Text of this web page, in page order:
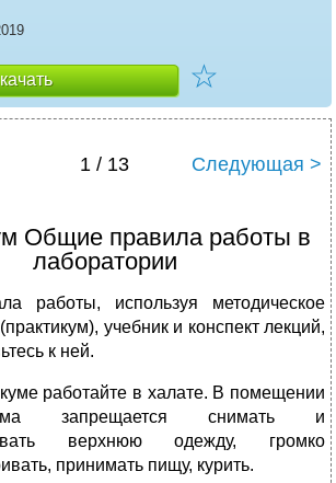
☆
1 / 13 Следующая >
Общие правила работы в
лаборатории
работы, используя методическое
учебник и конспект лекций,
к ней.
работайте в халате. В помещении
запрещается снимать и
верхнюю одежду, громко
принимать пищу, курить.